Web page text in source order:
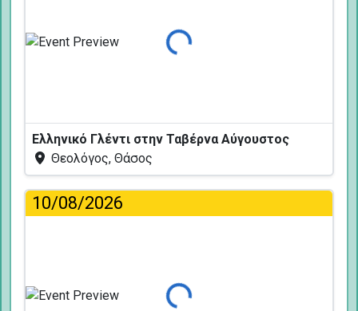
Φόρτωση...
Ελληνικό Γλέντι στην Ταβέρνα Αύγουστος
Θεολόγος, Θάσος
10/08/2026
Φόρτωση...